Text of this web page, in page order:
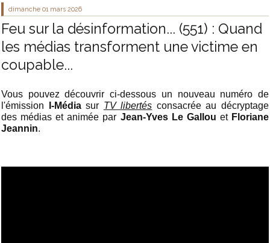
dimanche 01 mars 2026
Feu sur la désinformation... (551) : Quand
les médias transforment une victime en
coupable...
Vous pouvez découvrir ci-dessous un nouveau numéro de
l'émission
I-Médiasur TV libertés consacrée au décryptage
des médias et animée par Jean-Yves Le Gallou et Floriane
Jeannin.